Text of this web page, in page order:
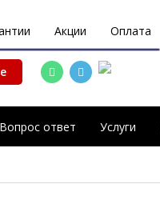
Акции
Оплата
Вопрос ответ Услуги